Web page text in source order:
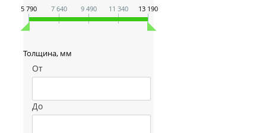
5 790 7 640 9 490 11 340 13 190
Толщина, мм
От
До